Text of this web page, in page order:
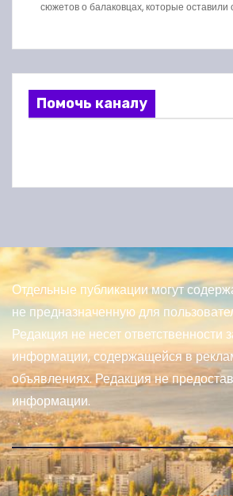
сюжетов о балаковцах, которые оставили
Помочь каналу
Отдельные публикации могут
не предназначенную для
Редакция не несет ответственности
информации, содержащейся в
объявлениях. Редакция не
информации.